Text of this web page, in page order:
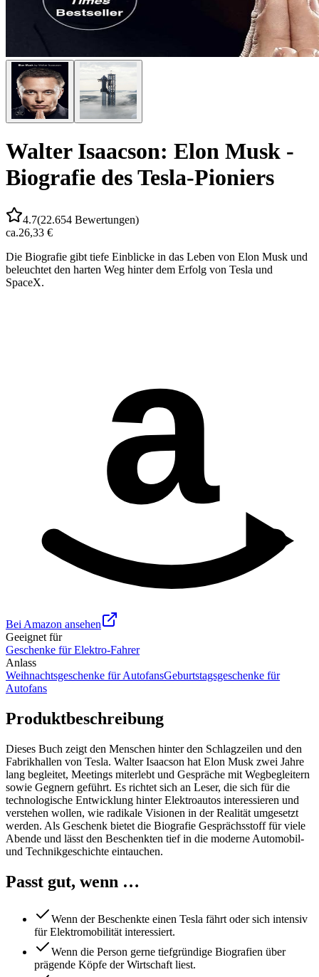
Walter Isaacson: Elon Musk -
Biografie des Tesla-Pioniers
4.7(22.654 Bewertungen)
ca.26,33 €
Die Biografie gibt tiefe Einblicke in das Leben von Elon Musk und
beleuchtet den harten Weg hinter dem Erfolg von Tesla und
SpaceX.
a
Bei Amazon ansehen
Geeignet für
Geschenke für Elektro-Fahrer
Anlass
Weihnachtsgeschenke für AutofansGeburtstagsgeschenke für
Autofans
Produktbeschreibung
Dieses Buch zeigt den Menschen hinter den Schlagzeilen und den
Fabrikhallen von Tesla. Walter Isaacson hat Elon Musk zwei Jahre
lang begleitet, Meetings miterlebt und Gespräche mit Wegbegleitern
sowie Gegnern geführt. Es richtet sich an Leser, die sich für die
technologische Entwicklung hinter Elektroautos interessieren und
verstehen wollen, wie radikale Visionen in der Realität umgesetzt
werden. Als Geschenk bietet die Biografie Gesprächsstoff für viele
Abende und lässt den Beschenkten tief in die moderne Automobil-
und Technikgeschichte eintauchen.
Passt gut, wenn …
Wenn der Beschenkte einen Tesla fährt oder sich intensiv
für Elektromobilität interessiert.
Wenn die Person gerne tiefgründige Biografien über
prägende Köpfe der Wirtschaft liest.